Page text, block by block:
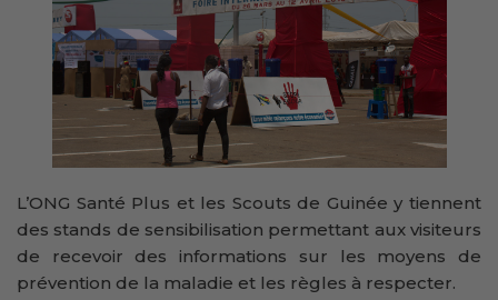
L’ONG Santé Plus et les Scouts de Guinée y tiennent
des stands de sensibilisation permettant aux visiteurs
de recevoir des informations sur les moyens de
prévention de la maladie et les règles à respecter.